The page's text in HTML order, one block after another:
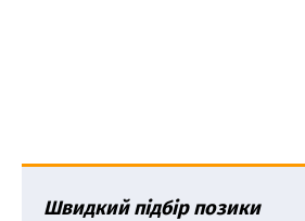
Швидкий підбір позики